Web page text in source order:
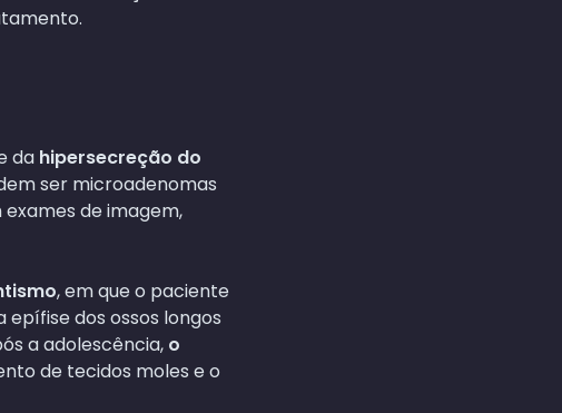
da hipersecreção do
ser microadenomas
de imagem,
, em que o paciente
epífise dos ossos longos
a adolescência, o
de tecidos moles e o